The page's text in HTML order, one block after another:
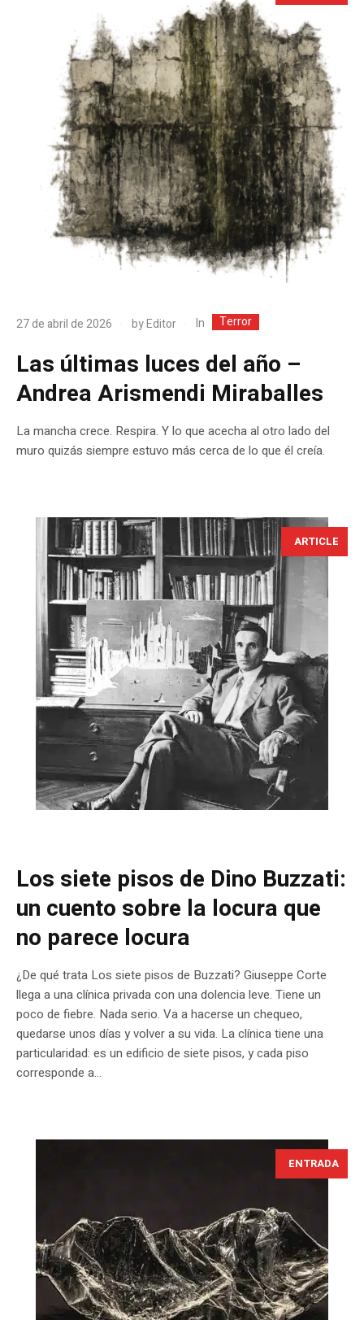
27 de abril de 2026 byEditor In Terror
Las últimas luces del año –
Andrea Arismendi Miraballes
La mancha crece. Respira. Y lo que acecha al otro lado del
muro quizás siempre estuvo más cerca de lo que él creía.
ARTICLE
Los siete pisos de Dino Buzzati:
un cuento sobre la locura que
no parece locura
¿De qué trata Los siete pisos de Buzzati? Giuseppe Corte
llega a una clínica privada con una dolencia leve. Tiene un
poco de fiebre. Nada serio. Va a hacerse un chequeo,
quedarse unos días y volver a su vida. La clínica tiene una
particularidad: es un edificio de siete pisos, y cada piso
corresponde a...
ENTRADA